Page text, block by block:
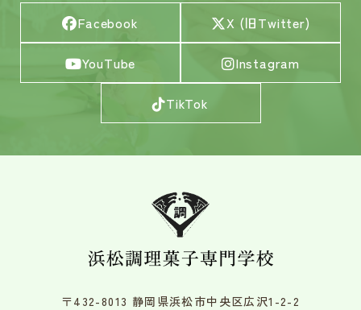
Facebook X (旧Twitter)
YouTube Instagram
TikTok
〒432-8013 静岡県浜松市中央区広沢1-2-2